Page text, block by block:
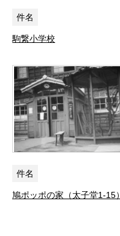
件名
駒繋小学校
件名
鳩ポッポの家（太子堂1-15）